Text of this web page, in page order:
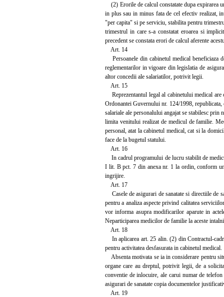
(2) Erorile de calcul constatate dupa expirarea
in plus sau in minus fata de cel efectiv realizat,
"per capita" si pe serviciu, stabilita pentru
trimestrul in care s-a constatat eroarea si
precedent se constata erori de calcul aferente
Art. 14
Persoanele din cabinetul medical beneficiaza
reglementarilor in vigoare din legislatia de
altor concedii ale salariatilor, potrivit legii.
Art. 15
Reprezentantul legal al cabinetului medical are
Ordonantei Guvernului nr. 124/1998,
salariale ale personalului angajat se stabilesc prin
limita venitului realizat de medicul de familie.
personal, atat la cabinetul medical, cat si la
face de la bugetul statului.
Art. 16
In cadrul programului de lucru stabilit de
I lit. B pct. 7 din anexa nr. 1 la ordin, conform
ingrijire.
Art. 17
Casele de asigurari de sanatate si directiile de
pentru a analiza aspecte privind calitatea
vor informa asupra modificarilor aparute in
Neparticiparea medicilor de familie la aceste
Art. 18
In aplicarea art. 25 alin. (2) din Contractul-
pentru activitatea desfasurata in cabinetul medical.
Absenta motivata se ia in considerare pentru
organe care au dreptul, potrivit legii, de a
conventie de inlocuire, ale carui numar de
asigurari de sanatate copia documentelor
Art. 19